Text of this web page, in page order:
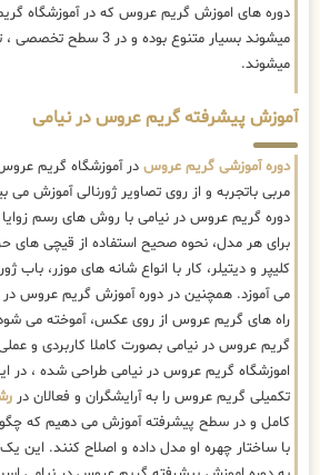
دوره های اموزش گریم عروس که در آموزشگاه
میشوند بسیار متنوع بوده و
میشوند.
آموزش پیشرفته گریم عروس در نیامی
دوره آموزشی گریم عروس در آموزشگاه گریم
مربی باتجربه و از روی تصاویر ژورنالی آموزش
دوره گریم عروس در نیامی با روش های رسم
برای هر مدل، نحوه صحیح استفاده از قیچی های
کلیپر و دیتیلر، کار با انواع شانه های موزر، باب
می آموزد. همچنین در دوره آموزش گریم عروس در
راه های گریم عروس از روی عکس، آموخته می
گریم عروس در نیامی بصورت کاملا کاربردی و
اموزشگاه گریم عروس در نیامی طراحی شده ، در
تکمیلی گریم عروس را به آرایشگران و فعالان در
کامل و در سطح پیشرفته آموزش می دهیم که
با ساختار چهره او مدل داده و اصلاح کنند. این